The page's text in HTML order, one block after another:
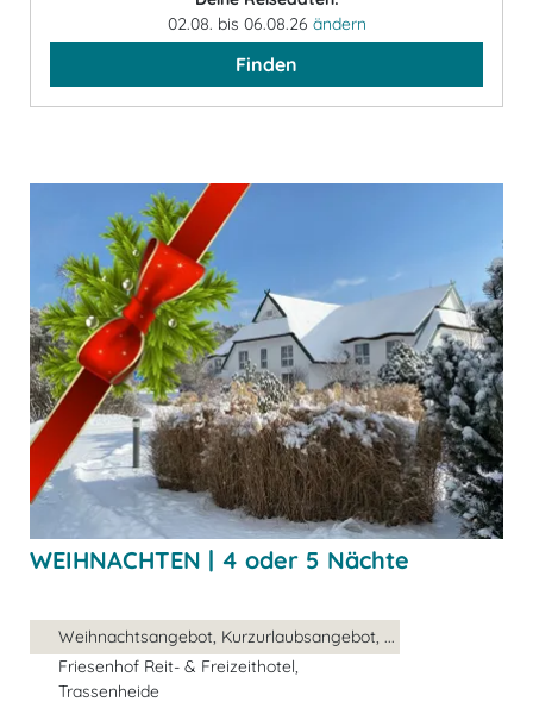
02.08. bis 06.08.26 ändern
Finden
WEIHNACHTEN | 4 oder 5 Nächte
Weihnachtsangebot, Kurzurlaubsangebot, ...
Friesenhof Reit- & Freizeithotel,
Trassenheide